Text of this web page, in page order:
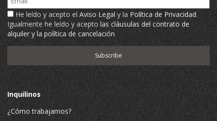
He leído y acepto el Aviso Legal y la Política de Privacidad.
Igualmente he leído y acepto las cláusulas del contrato de
alquiler y la política de cancelación
Inquilinos
¿Cómo trabajamos?